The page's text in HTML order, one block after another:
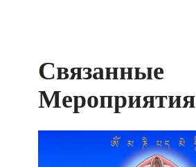
Связанные
Мероприятия